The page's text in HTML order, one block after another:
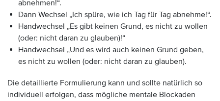
abnehmen!“.
Dann Wechsel „Ich spüre, wie ich Tag für Tag abnehme!“.
Handwechsel „Es gibt keinen Grund, es nicht zu wollen
(oder: nicht daran zu glauben)!“
Handwechsel „Und es wird auch keinen Grund geben,
es nicht zu wollen (oder: nicht daran zu glauben).
Die detaillierte Formulierung kann und sollte natürlich so
individuell erfolgen, dass mögliche mentale Blockaden